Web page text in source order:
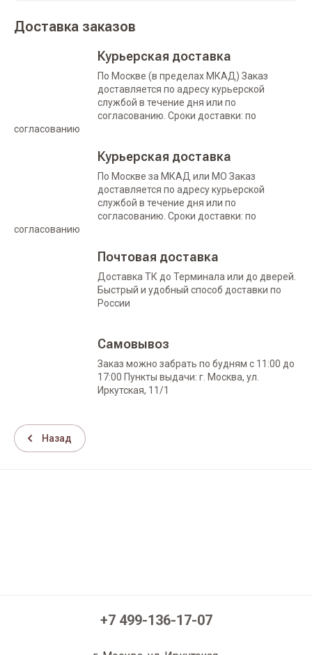
Доставка заказов
Курьерская доставка
По Москве (в пределах МКАД) Заказ
доставляется по адресу курьерской
службой в течение дня или по
согласованию. Сроки доставки: по
согласованию
Курьерская доставка
По Москве за МКАД или МО Заказ
доставляется по адресу курьерской
службой в течение дня или по
согласованию. Сроки доставки: по
согласованию
Почтовая доставка
Доставка ТК до Терминала или до дверей.
Быстрый и удобный способ доставки по
России
Самовывоз
Заказ можно забрать по будням с 11:00 до
17:00 Пункты выдачи: г. Москва, ул.
Иркутская, 11/1
Назад
+7 499-136-17-07